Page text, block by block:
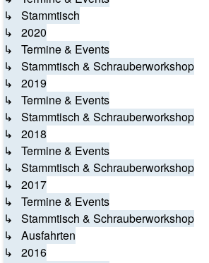
↳ Stammtisch
↳ 2020
↳ Termine & Events
↳ Stammtisch & Schrauberworkshop
↳ 2019
↳ Termine & Events
↳ Stammtisch & Schrauberworkshop
↳ 2018
↳ Termine & Events
↳ Stammtisch & Schrauberworkshop
↳ 2017
↳ Termine & Events
↳ Stammtisch & Schrauberworkshop
↳ Ausfahrten
↳ 2016